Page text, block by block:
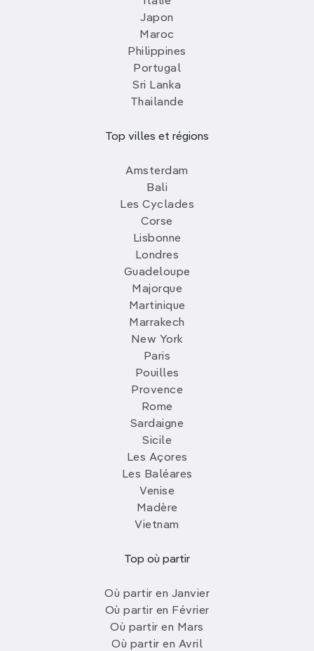
Japon
Maroc
Philippines
Portugal
Sri Lanka
Thailande
Top villes et régions
Amsterdam
Bali
Les Cyclades
Corse
Lisbonne
Londres
Guadeloupe
Majorque
Martinique
Marrakech
New York
Paris
Pouilles
Provence
Rome
Sardaigne
Sicile
Les Açores
Les Baléares
Venise
Madère
Vietnam
Top où partir
Où partir en Janvier
Où partir en Février
Où partir en Mars
Où partir en Avril